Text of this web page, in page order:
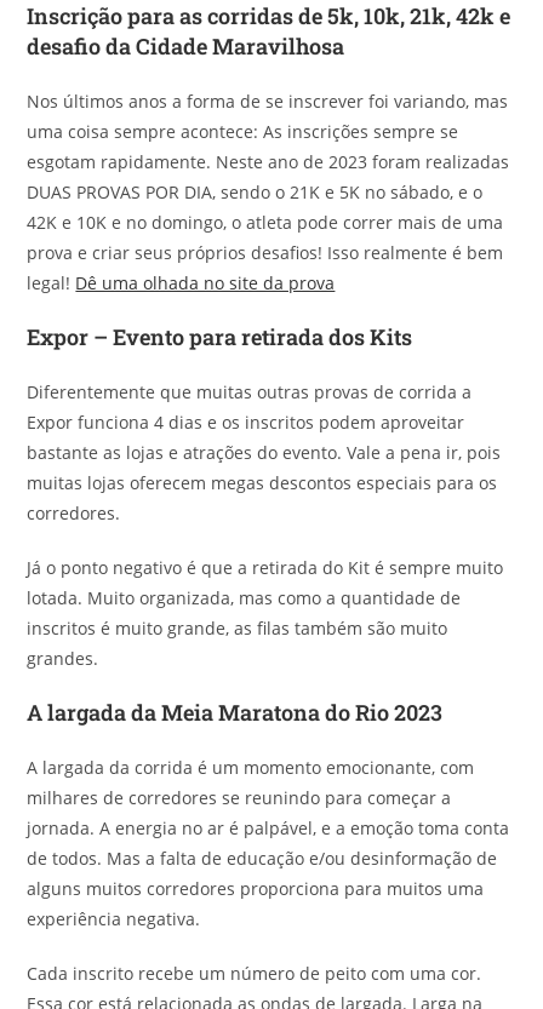
Inscrição para as corridas de 5k, 10k, 21k, 42k e
desafio da Cidade Maravilhosa
Nos últimos anos a forma de se inscrever foi variando, mas
uma coisa sempre acontece: As inscrições sempre se
esgotam rapidamente. Neste ano de 2023 foram realizadas
DUAS PROVAS POR DIA, sendo o 21K e 5K no sábado, e o
42K e 10K e no domingo, o atleta pode correr mais de uma
prova e criar seus próprios desafios! Isso realmente é bem
legal! Dê uma olhada no site da prova
Expor – Evento para retirada dos Kits
Diferentemente que muitas outras provas de corrida a
Expor funciona 4 dias e os inscritos podem aproveitar
bastante as lojas e atrações do evento. Vale a pena ir, pois
muitas lojas oferecem megas descontos especiais para os
corredores.
Já o ponto negativo é que a retirada do Kit é sempre muito
lotada. Muito organizada, mas como a quantidade de
inscritos é muito grande, as filas também são muito
grandes.
A largada da Meia Maratona do Rio 2023
A largada da corrida é um momento emocionante, com
milhares de corredores se reunindo para começar a
jornada. A energia no ar é palpável, e a emoção toma conta
de todos. Mas a falta de educação e/ou desinformação de
alguns muitos corredores proporciona para muitos uma
experiência negativa.
Cada inscrito recebe um número de peito com uma cor.
Essa cor está relacionada as ondas de largada. Larga na